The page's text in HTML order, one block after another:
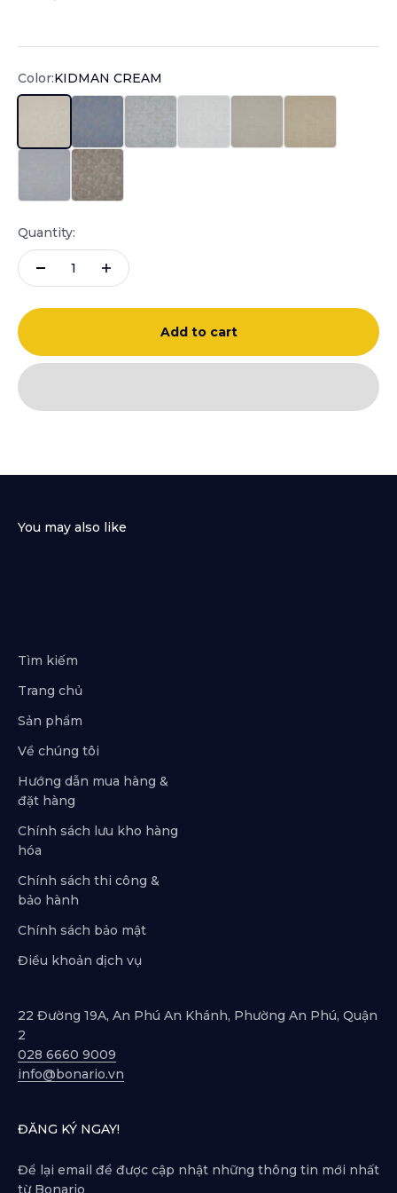
Color:KIDMAN CREAM
KIDMAN SILVER BLUE
KIDMAN SMOKE
Quantity:
Add to cart
Tìm kiếm
Trang chủ
Sản phẩm
Về chúng tôi
Hướng dẫn mua hàng &
đặt hàng
Chính sách lưu kho hàng
hóa
Chính sách thi công &
bảo hành
Chính sách bảo mật
Điều khoản dịch vụ
22 Đường 19A, An Phú An Khánh, Phường An Phú, Quận
2
028 6660 9009
info@bonario.vn
ĐĂNG KÝ NGAY!
Để lại email để được cập nhật những thông tin mới nhất
từ Bonario